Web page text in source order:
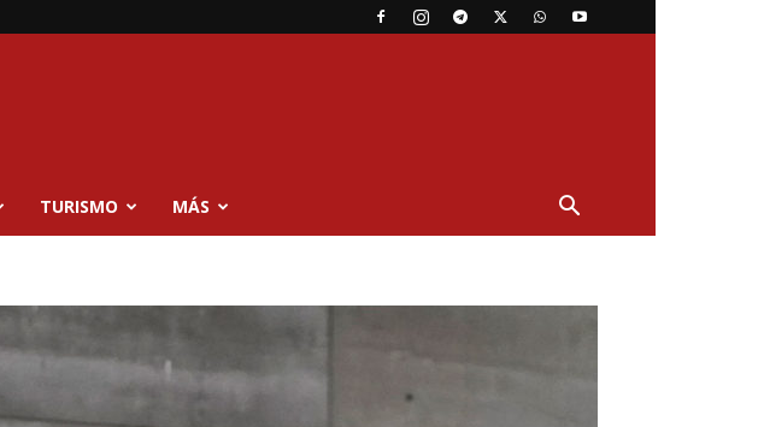
TURISMO MÁS